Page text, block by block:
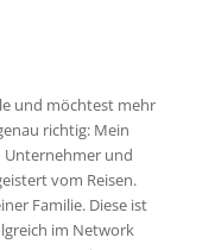
und möchtest mehr
richtig: Mein
Unternehmer und
vom Reisen.
Familie. Diese ist
im Network